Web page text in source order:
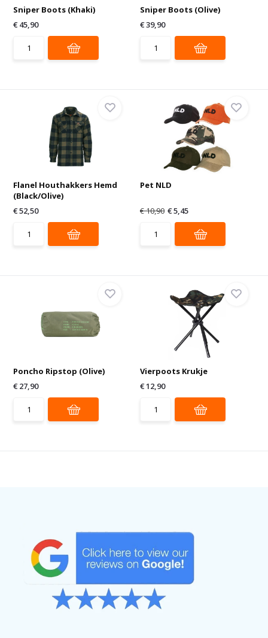
Sniper Boots (Khaki)
€ 45,90
Sniper Boots (Olive)
€ 39,90
Flanel Houthakkers Hemd
(Black/Olive)
€ 52,50
Pet NLD
€ 10,90 € 5,45
Poncho Ripstop (Olive)
€ 27,90
Vierpoots Krukje
€ 12,90